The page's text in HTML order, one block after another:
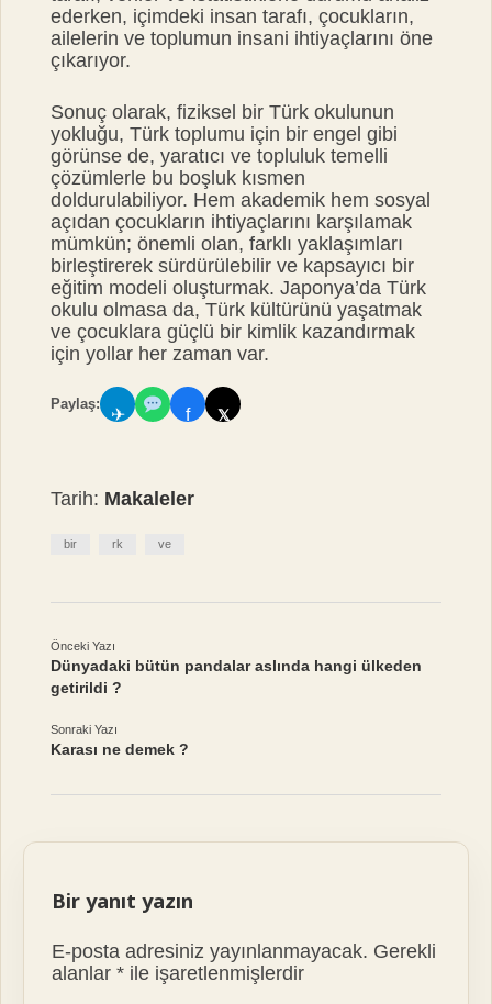
ederken, içimdeki insan tarafı, çocukların,
ailelerin ve toplumun insani ihtiyaçlarını öne
çıkarıyor.
Sonuç olarak, fiziksel bir Türk okulunun
yokluğu, Türk toplumu için bir engel gibi
görünse de, yaratıcı ve topluluk temelli
çözümlerle bu boşluk kısmen
doldurulabiliyor. Hem akademik hem sosyal
açıdan çocukların ihtiyaçlarını karşılamak
mümkün; önemli olan, farklı yaklaşımları
birleştirerek sürdürülebilir ve kapsayıcı bir
eğitim modeli oluşturmak. Japonya’da Türk
okulu olmasa da, Türk kültürünü yaşatmak
ve çocuklara güçlü bir kimlik kazandırmak
için yollar her zaman var.
Paylaş:
✈ f 𝕏
Tarih: Makaleler
bir rk ve
Önceki Yazı
Dünyadaki bütün pandalar aslında hangi ülkeden
getirildi ?
Sonraki Yazı
Karası ne demek ?
Bir yanıt yazın
E-posta adresiniz yayınlanmayacak. Gerekli
alanlar* ile işaretlenmişlerdir